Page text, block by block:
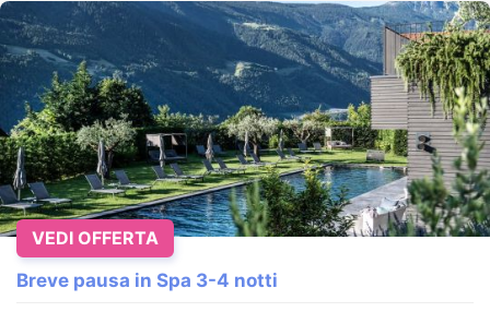
Breve pausa in Spa 3-4 notti
VEDI OFFERTA